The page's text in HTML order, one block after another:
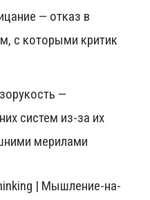
— отказ в
с которыми критик
—
систем из-за их
мерилами
| Мышление-на-